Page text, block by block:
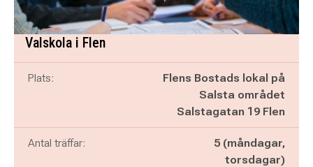
Valskola i Flen
Plats:
Flens Bostads lokal på
Salsta området
Salstagatan 19 Flen
Antal träffar:
5 (måndagar,
torsdagar)